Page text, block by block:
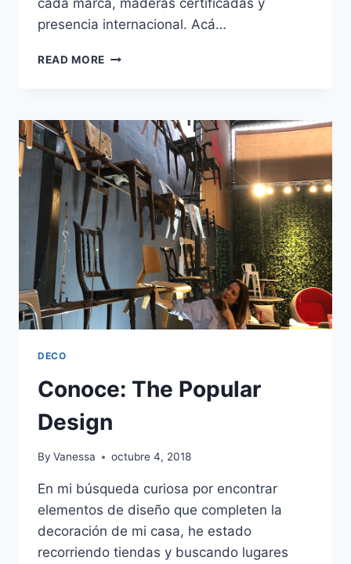
cada marca, maderas certificadas y
presencia internacional. Acá…
READ MORE CONOCE
HOME
DECO
Conoce: The Popular
Design
By Vanessa octubre 4, 2018
En mi búsqueda curiosa por encontrar
elementos de diseño que completen la
decoración de mi casa, he estado
recorriendo tiendas y buscando lugares